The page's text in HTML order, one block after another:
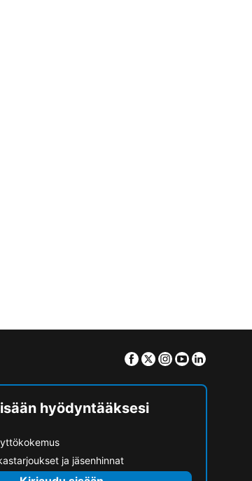
pysäköinnillä
Facebook
TwitterInstagram
Youtube
hyödyntääksesi
ja jäsenhinnat